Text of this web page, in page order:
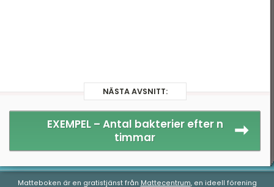
NÄSTA AVSNITT:
EXEMPEL –Antal bakterier efter n
timmar
Matteboken är en gratistjänst från Mattecentrum, en ideell förening